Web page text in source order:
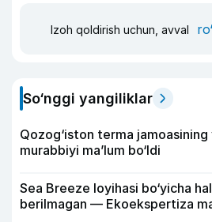
Izoh qoldirish uchun, avval
So‘nggi yangiliklar
Qozog‘iston terma jamoasining
murabbiyi ma’lum bo‘ldi
Sea Breeze loyihasi bo‘yicha
berilmagan — Ekoekspertiza